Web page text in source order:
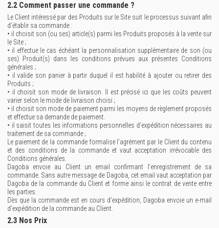
2.2 Comment passer une commande ?
Le Client intéressé par des Produits sur le Site suit le processus suivant afin
d’établir sa commande :
• il choisit son (ou ses) article(s) parmi les Produits proposés à la vente sur
le Site ;
• il effectue le cas échéant la personnalisation supplémentaire de son (ou
ses) Produit(s) dans les conditions prévues aux présentes Conditions
générales ;
• il valide son panier à partir duquel il est habilité à ajouter ou retirer des
Produits ;
• il choisit son mode de livraison. Il est précisé ici que les coûts peuvent
varier selon le mode de livraison choisi ;
• il choisit son mode de paiement parmi les moyens de règlement proposés
et effectue sa demande de paiement.
• il saisit toutes les informations personnelles d’expédition nécessaires au
traitement de sa commande ;
Le paiement de la commande formalise l’agrément par le Client du contenu
et des conditions de la commande et vaut acceptation irrévocable des
Conditions générales.
Dagoba envoie au Client un email confirmant l’enregistrement de sa
commande. Sans autre message de Dagoba, cet email vaut acceptation par
Dagoba de la commande du Client et forme ainsi le contrat de vente entre
les parties.
Dès que la commande est en cours d'expédition, Dagoba envoie un e-mail
d'expédition de la commande au Client.
2.3 Nos Prix